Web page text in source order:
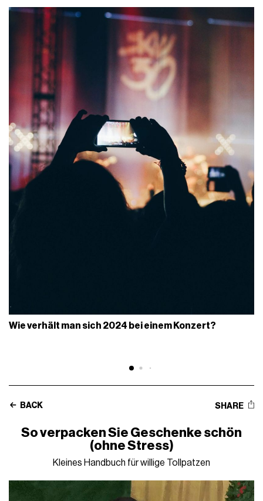
Wie verhält man sich 2024 bei einem Konzert?
BACK SHARE
So verpacken Sie Geschenke schön
(ohne Stress)
Kleines Handbuch für willige Tollpatzen